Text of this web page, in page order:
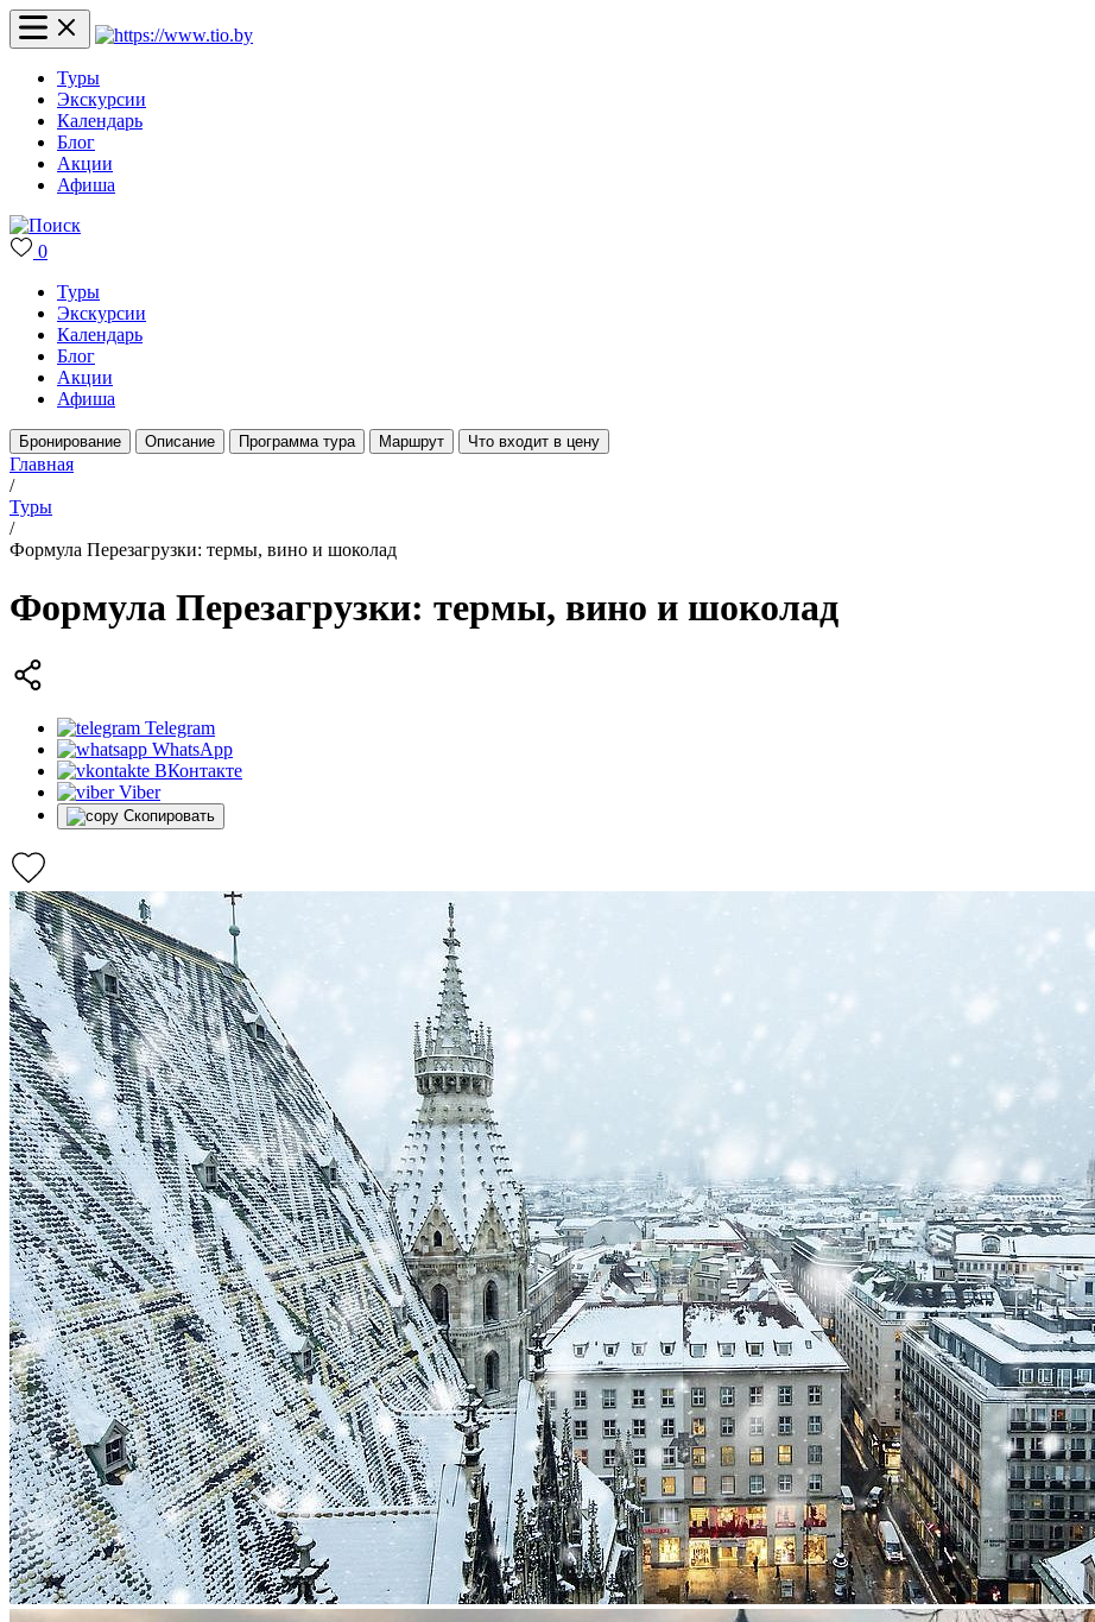
Туры
Экскурсии
Календарь
Блог
Акции
Афиша
0
Туры
Экскурсии
Календарь
Блог
Акции
Афиша
Бронирование Описание Программа тура Маршрут Что входит в цену
Главная
/
Туры
/
Формула Перезагрузки: термы, вино и шоколад
Формула Перезагрузки: термы, вино и шоколад
Telegram
WhatsApp
ВКонтакте
Viber
Скопировать